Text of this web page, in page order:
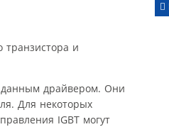
транзистора и
данным драйвером. Они
Для некоторых
IGBT могут